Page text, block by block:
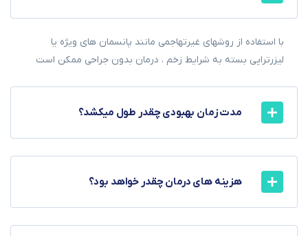
با استفاده از روشهای غیرتهاجمی مانند پانسمان های ویژه یا
لیزرتراپی بسته به شرایط زخم ، درمان بدون جراحی ممکن است
مدت زمان بهبودی چقدر طول میکشد؟
هزینه های درمان چقدر خواهد بود؟